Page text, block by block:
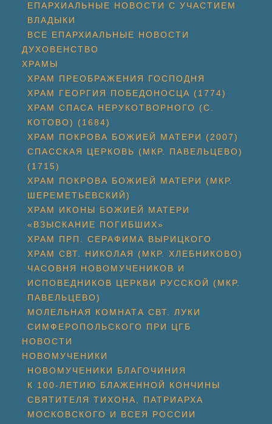
ЕПАРХИАЛЬНЫЕ НОВОСТИ С УЧАСТИЕМ
ВЛАДЫКИ
ВСЕ ЕПАРХИАЛЬНЫЕ НОВОСТИ
ДУХОВЕНСТВО
ХРАМЫ
ХРАМ ПРЕОБРАЖЕНИЯ ГОСПОДНЯ
ХРАМ ГЕОРГИЯ ПОБЕДОНОСЦА (1774)
ХРАМ СПАСА НЕРУКОТВОРНОГО (С.
КОТОВО) (1684)
ХРАМ ПОКРОВА БОЖИЕЙ МАТЕРИ (2007)
СПАССКАЯ ЦЕРКОВЬ (МКР. ПАВЕЛЬЦЕВО)
(1715)
ХРАМ ПОКРОВА БОЖИЕЙ МАТЕРИ (МКР.
ШЕРЕМЕТЬЕВСКИЙ)
ХРАМ ИКОНЫ БОЖИЕЙ МАТЕРИ
«ВЗЫСКАНИЕ ПОГИБШИХ»
ХРАМ ПРП. СЕРАФИМА ВЫРИЦКОГО
ХРАМ СВТ. НИКОЛАЯ (МКР. ХЛЕБНИКОВО)
ЧАСОВНЯ НОВОМУЧЕНИКОВ И
ИСПОВЕДНИКОВ ЦЕРКВИ РУССКОЙ (МКР.
ПАВЕЛЬЦЕВО)
МОЛЕЛЬНАЯ КОМНАТА СВТ. ЛУКИ
СИМФЕРОПОЛЬСКОГО ПРИ ЦГБ
НОВОСТИ
НОВОМУЧЕНИКИ
НОВОМУЧЕНИКИ БЛАГОЧИНИЯ
К 100-ЛЕТИЮ БЛАЖЕННОЙ КОНЧИНЫ
СВЯТИТЕЛЯ ТИХОНА, ПАТРИАРХА
МОСКОВСКОГО И ВСЕЯ РОССИИ